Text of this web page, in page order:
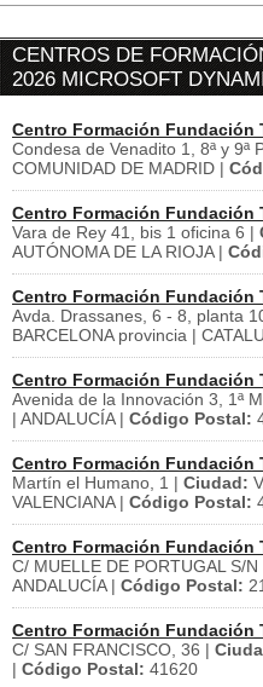
CENTROS DE
2026 MICROSOFT
Centro Formación Fundación
Condesa de Venadito 1, 8ª y 9ª
COMUNIDAD DE MADRID |
Centro Formación Fundación
Vara de Rey 41, bis 1 oficina 6 |
AUTÓNOMA DE LA RIOJA |
Centro Formación Fundación
Avda. Drassanes, 6 - 8, planta
BARCELONA provincia |
Centro Formación Fundación
Avenida de la Innovación 3, 1ª
| ANDALUCÍA | Código Postal:
Centro Formación Fundación
Martín el Humano, 1 | Ciudad:
VALENCIANA | Código Postal:
Centro Formación Fundación
C/ MUELLE DE PORTUGAL S/N
ANDALUCÍA | Código Postal:
Centro Formación Fundación
C/ SAN FRANCISCO, 36 |
| Código Postal: 41620